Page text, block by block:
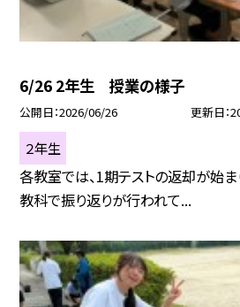
6/26 2年生 授業の様子
公開日 2026/06/26 更新日
２年生
各教室では、1期テストの返却が始ま
教科で振り返りが行われて...